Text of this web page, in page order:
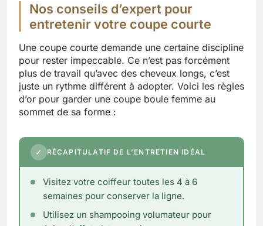
Nos conseils d’expert pour
entretenir votre coupe courte
Une coupe courte demande une certaine discipline
pour rester impeccable. Ce n’est pas forcément
plus de travail qu’avec des cheveux longs, c’est
juste un rythme différent à adopter. Voici les règles
d’or pour garder une coupe boule femme au
sommet de sa forme :
✓ RÉCAPITULATIF DE L’ENTRETIEN IDÉAL
Visitez votre coiffeur toutes les 4 à 6
semaines pour conserver la ligne.
Utilisez un shampooing volumateur pour